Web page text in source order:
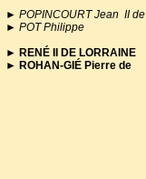
► POPINCOURT Jean II de
► POT Philippe
► RENÉ II DE LORRAINE
► ROHAN-GIÉ Pierre de